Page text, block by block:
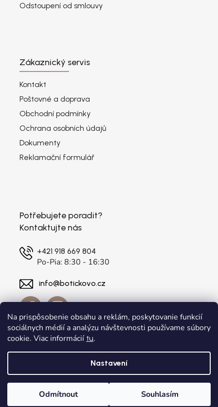
Na prispôsobenie obsahu a reklám, poskytovanie funkcií
sociálnych médií a analýzu návštevnosti používame súbory
cookie. Viac informácií tu.
Nastavení
Odmítnout Souhlasím
Odstoupení od smlouvy
Zákaznický servis
Kontakt
Poštovné a doprava
Obchodní podmínky
Ochrana osobních údajů
Dokumenty
Reklamační formulář
Potřebujete poradit?
Kontaktujte nás
+421 918 669 804
Po-Pia: 8:30 - 16:30
info@botickovo.cz
Vytvořil Shoptet a Adatelier
Copyright 2026botickovo.cz . Všechna práva vyhrazena.